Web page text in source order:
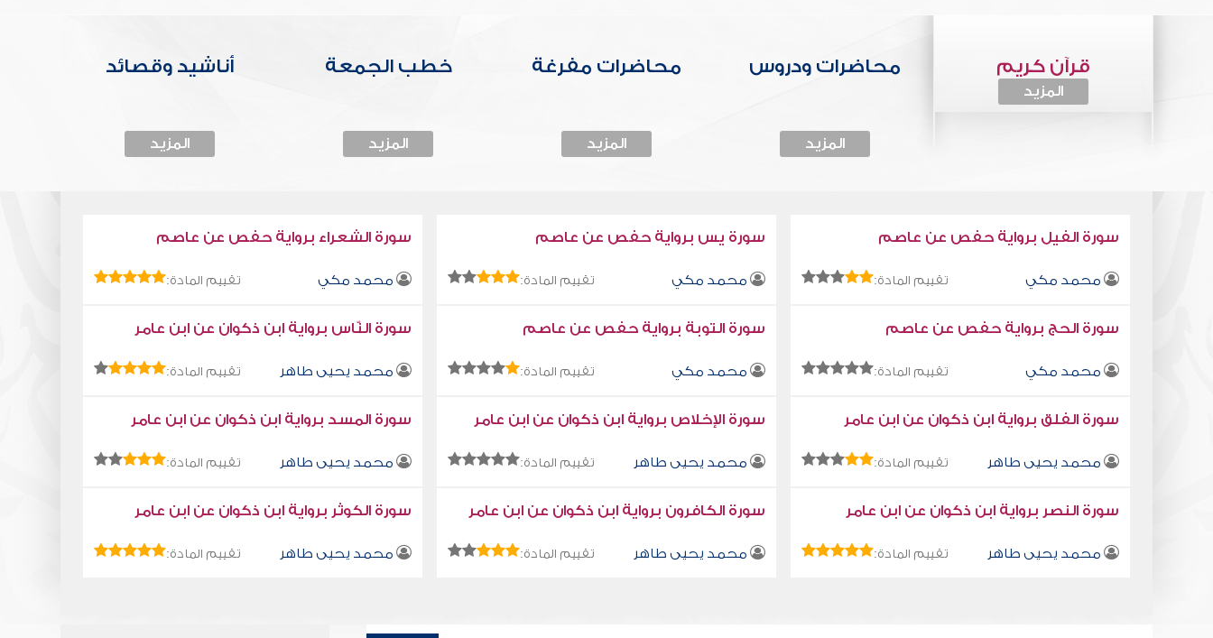
قرآن كريم
المزيد
محاضرات ودروس
المزيد
محاضرات مفرغة
المزيد
خطب الجمعة
المزيد
أناشيد وقصائد
المزيد
سورة الفيل برواية حفص عن عاصم
محمد مكي تقييم المادة:
سورة يس برواية حفص عن عاصم
محمد مكي تقييم المادة:
سورة الشعراء برواية حفص عن عاصم
محمد مكي تقييم المادة:
سورة الحج برواية حفص عن عاصم
محمد مكي تقييم المادة:
سورة التوبة برواية حفص عن عاصم
محمد مكي تقييم المادة:
سورة النّاس برواية ابن ذكوان عن ابن عامر
محمد يحيى طاهر تقييم المادة:
سورة الفلق برواية ابن ذكوان عن ابن عامر
محمد يحيى طاهر تقييم المادة:
سورة الإخلاص برواية ابن ذكوان عن ابن عامر
محمد يحيى طاهر تقييم المادة:
سورة المسد برواية ابن ذكوان عن ابن عامر
محمد يحيى طاهر تقييم المادة:
سورة النصر برواية ابن ذكوان عن ابن عامر
محمد يحيى طاهر تقييم المادة:
سورة الكافرون برواية ابن ذكوان عن ابن عامر
محمد يحيى طاهر تقييم المادة:
سورة الكوثر برواية ابن ذكوان عن ابن عامر
محمد يحيى طاهر تقييم المادة: